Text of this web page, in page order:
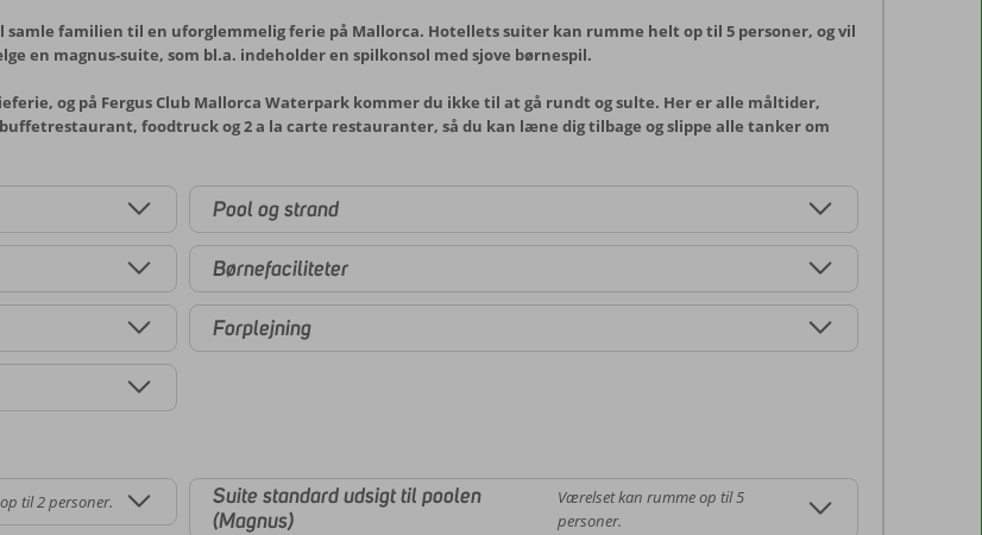
samle familien til en uforglemmelig ferie på Mallorca. Hotellets suiter kan rumme helt op til 5 personer, og vil
en magnus-suite, som bl.a. indeholder en spilkonsol med sjove børnespil.
og på Fergus Club Mallorca Waterpark kommer du ikke til at gå rundt og sulte. Her er alle måltider,
foodtruck og 2 a la carte restauranter, så du kan læne dig tilbage og slippe alle tanker om
Pool og strand
Børnefaciliteter
Forplejning
til 2 personer.
Suite standard udsigt til poolen
(Magnus)
Værelset kan rumme op til 5
personer.